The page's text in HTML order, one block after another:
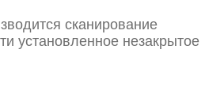
сканирование
установленное незакрытое